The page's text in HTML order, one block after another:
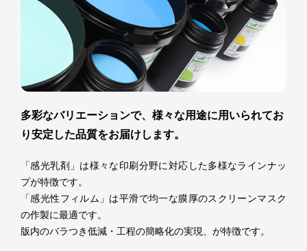
多彩なバリエーションで、様々な用途に用いられてお
り安定した品質をお届けします。
「感光乳剤」は様々な印刷分野に対応した多様なラインナッ
プが特徴です。
「感光性フィルム」は平滑で均一な膜厚のスクリーンマスク
の作製に最適です。
版内のバラつき低減・工程の簡略化の実現、が特徴です。